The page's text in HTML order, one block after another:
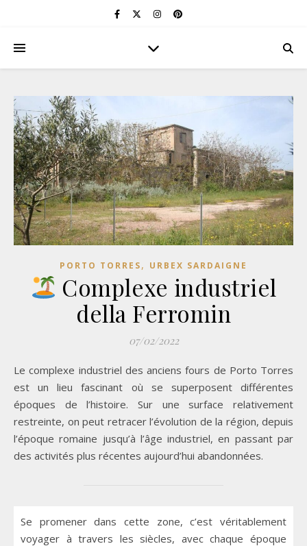
PORTO TORRES, URBEX SARDAIGNE
Complexe industriel
della Ferromin
07/02/2022
Le complexe industriel des anciens fours de Porto Torres
est un lieu fascinant où se superposent différentes
époques de l’histoire. Sur une surface relativement
restreinte, on peut retracer l’évolution de la région, depuis
l’époque romaine jusqu’à l’âge industriel, en passant par
des activités plus récentes aujourd’hui abandonnées.
Se promener dans cette zone, c’est véritablement
voyager à travers les siècles, avec chaque époque